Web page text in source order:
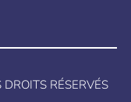
RÉSERVÉS